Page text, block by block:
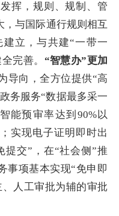
挥，规则、规制、管
，与国际通行规则相互
立，与共建“一带一
完善。 “智慧办”更加
导向，全方位提供“高
务服务“数据最多采一
能预审率达到90%以
实现电子证明即时出
提交”，在“社会侧”推
事项基本实现“免申即
人工审批为辅的审批